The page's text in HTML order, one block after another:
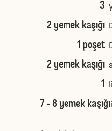
3
2 yemek kaşığı
1 poşet
2 yemek kaşığı
1
7 - 8 yemek kaşığı